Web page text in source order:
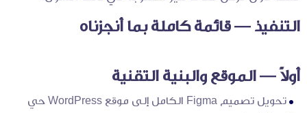
التنفيذ — قائمة كاملة بما أنجزناه
أولاً — الموقع والبنية التقنية
تحويل تصميم Figma الكامل إلى موقع WordPress حي